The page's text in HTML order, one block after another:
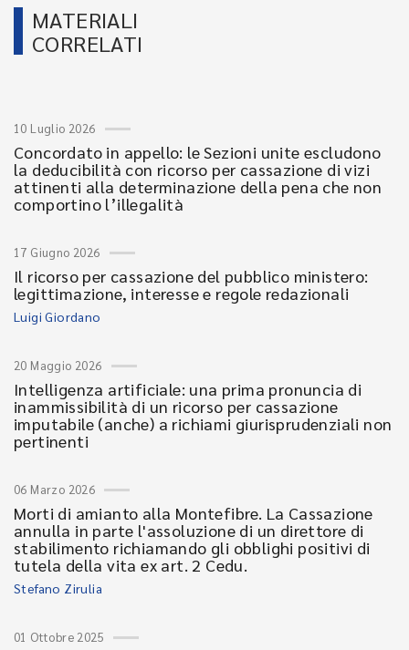
MATERIALI
CORRELATI
10 Luglio 2026
Concordato in appello: le Sezioni unite escludono
la deducibilità con ricorso per cassazione di vizi
attinenti alla determinazione della pena che non
comportino l’illegalità
17 Giugno 2026
Il ricorso per cassazione del pubblico ministero:
legittimazione, interesse e regole redazionali
Luigi Giordano
20 Maggio 2026
Intelligenza artificiale: una prima pronuncia di
inammissibilità di un ricorso per cassazione
imputabile (anche) a richiami giurisprudenziali non
pertinenti
06 Marzo 2026
Morti di amianto alla Montefibre. La Cassazione
annulla in parte l'assoluzione di un direttore di
stabilimento richiamando gli obblighi positivi di
tutela della vita ex art. 2 Cedu.
Stefano Zirulia
01 Ottobre 2025